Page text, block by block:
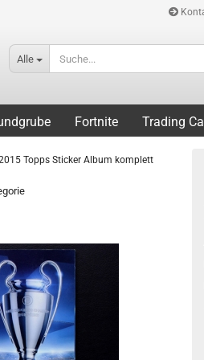
Alle
Fortnite Trading
Topps Sticker Album komplett